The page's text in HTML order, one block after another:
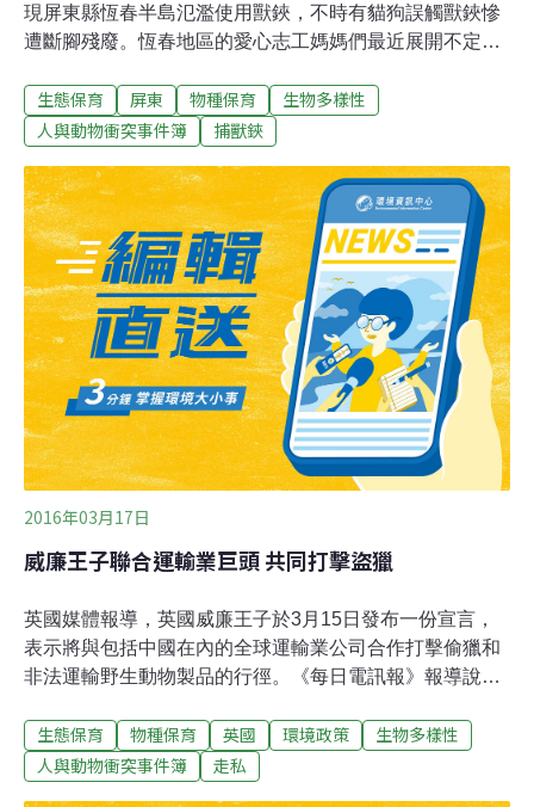
現屏東縣恆春半島氾濫使用獸鋏，不時有貓狗誤觸獸鋏慘
遭斷腳殘廢。恆春地區的愛心志工媽媽們最近展開不定期
工媽媽「小敏」說，捕獸鋏讓被夾到的動物往往皮開肉
綻，急於掙脫的動物經常造成骨折、肌肉或韌帶斷裂情
有動物為了逃脫，咬斷自己的肢體「落跑」。她說，捕獸
鋏對動物造成的痛楚，應該避免，有人為防止農作物被破
壞，在農地周圍擺設捕獸鋏，結果導致狗兒被捕獸鋏夾斷
腿。她說，台灣現在幾乎沒有要靠狩獵來獲取基本營養的
需求，原住民的傳統文化也不包括金屬獸鋏，為何恆春半
島人跡罕至的山林裡，藏著數不清的獸鋏。最近志工媽媽
展開「除雷」行動，有次1個人不到5分鐘就找到12個，已
交給轄區派出所並通報墾管處，但就是清不完，「我們為
什麼要容忍這麼殘酷的東西，留在這片美麗的土地上呢」
生態保育 屏東 物種保育
生物多樣性
人與動物衝突事件簿
捕獸鋏
2016年03月17日
威廉王子聯合運輸業巨頭 共同打擊盜獵
英國媒體報導，英國威廉王子於3月15日發布一份宣言，
表示將與包括中國在內的全球運輸業公司合作打擊偷獵和
非法運輸野生動物製品的行徑。《每日電訊報》報導說，
Wildlife）召集了包括中國國際航空公司（Air China）、敦
豪速遞公司（DHL）、阿聯酋航空公司（Emirates ）等40
生態保育 物種保育 英國 環境政策
生物多樣性
人與動物衝突事件簿
走私